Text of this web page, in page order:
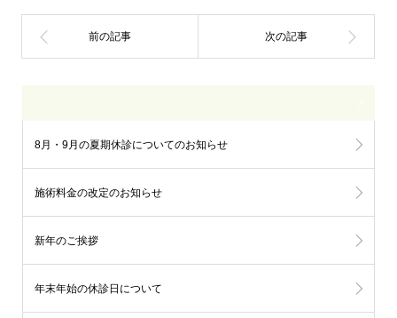
8月・9月の夏期休診についてのお知らせ
施術料金の改定のお知らせ
新年のご挨拶
年末年始の休診日について